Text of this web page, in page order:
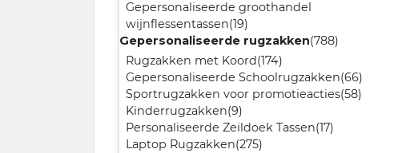
Gepersonaliseerde groothandel
wijnflessentassen(19)
Gepersonaliseerde rugzakken(788)
Rugzakken met Koord(174)
Gepersonaliseerde Schoolrugzakken(66)
Sportrugzakken voor promotieacties(58)
Kinderrugzakken(9)
Personaliseerde Zeildoek Tassen(17)
Laptop Rugzakken(275)